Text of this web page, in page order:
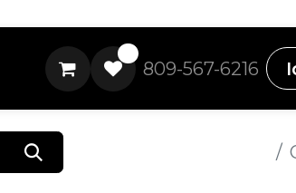
809-567-6216